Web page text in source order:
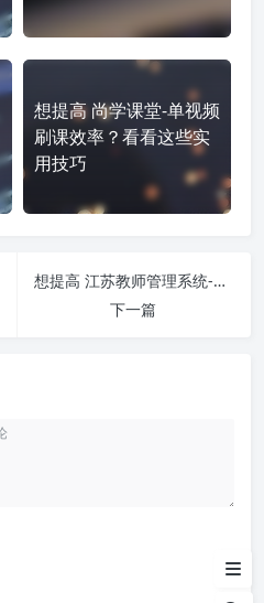
想提高 尚学课堂-单视频
刷课效率？看看这些实
用技巧
想提高 江苏教师管理系统-开学第一课-www.jste.net.cn 刷课效率？看看这些实用技巧
下一篇